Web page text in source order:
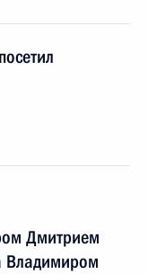
Дмитрием
Владимиром